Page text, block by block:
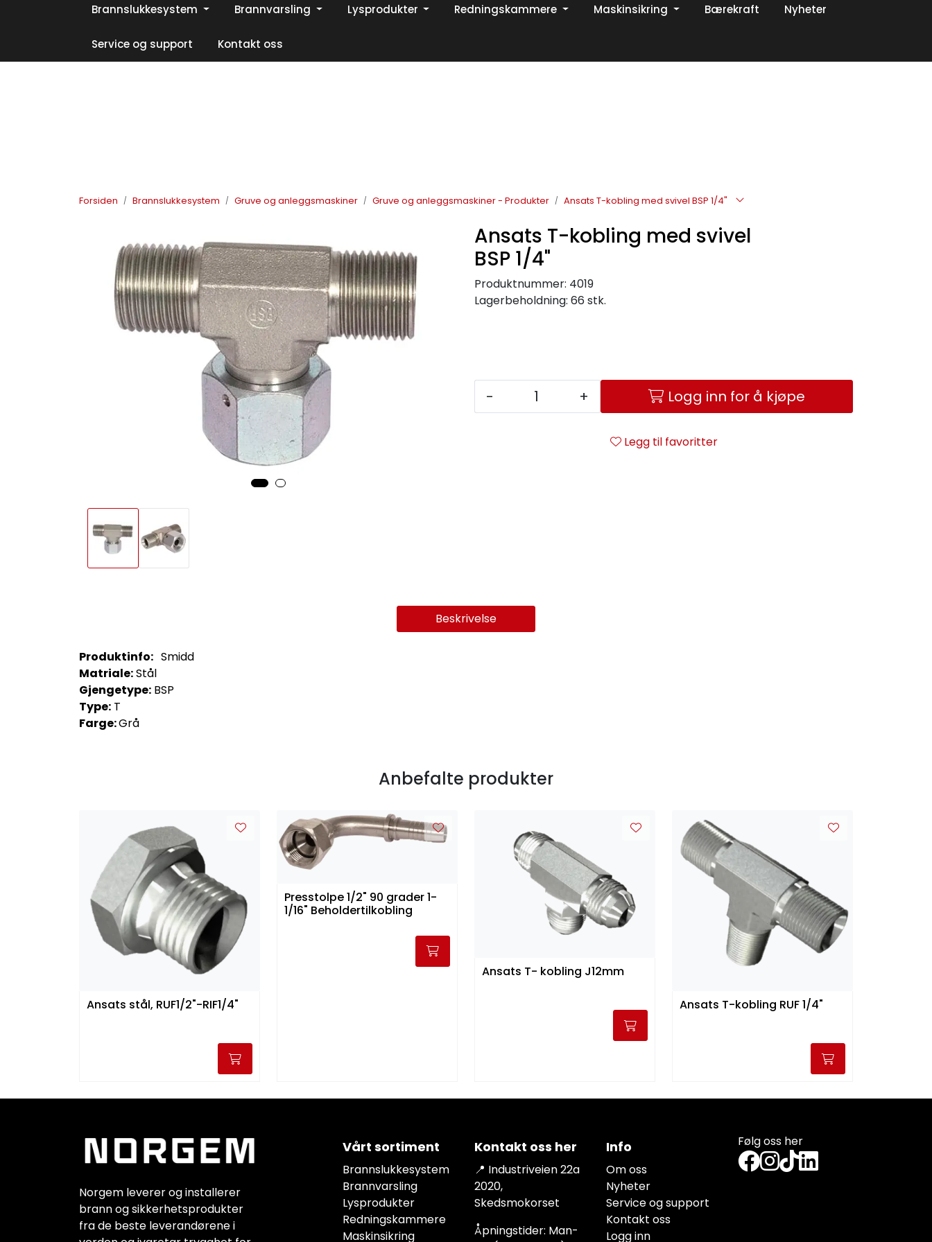
Skip to main content Din ekspert på brann og sikkerhetsløsninger!
Facebook | Instagram | LinkedIn
Brannslukkesystem Brannvarsling Lysprodukter Redningskammere Maskinsikring Bærekraft Nyheter
Service og support Kontakt oss
Forsiden Brannslukkesystem Gruve og anleggsmaskiner Gruve og anleggsmaskiner - Produkter Ansats T-kobling med svivel BSP 1/4"
Ansats T-kobling med svivel
BSP 1/4"
Produktnummer: 4019
Lagerbeholdning: 66 stk.
- + Logg inn for å kjøpe
Legg til favoritter
Beskrivelse
Produktinfo: Smidd
Matriale:Stål
Gjengetype: BSP
Type: T
Farge:Grå
Anbefalte produkter
Ansats stål, RUF1/2"-RIF1/4"
Presstolpe 1/2" 90 grader 1-
1/16" Beholdertilkobling
Ansats T- kobling J12mm
Ansats T-kobling RUF 1/4"
Følg oss her
Vårt sortiment
Brannslukkesystem
Brannvarsling
Lysprodukter
Redningskammere
Maskinsikring
Norgem leverer og installerer
brann og sikkerhetsprodukter
fra de beste leverandørene i
Info
Om oss
Nyheter
Service og support
Kontakt oss
Logg inn
Kontakt oss her
📍 Industriveien 22a
2020,
Skedsmokorset
Åpningstider: Man-